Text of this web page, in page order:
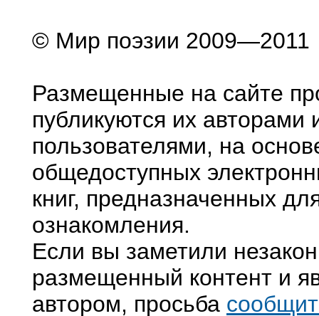
© Мир поэзии 2009—2011
Размещенные на сайте
публикуются их авторами
пользователями, на
общедоступных
книг, предназначенных
ознакомления.
Если вы заметили
размещенный контент и
автором, просьба